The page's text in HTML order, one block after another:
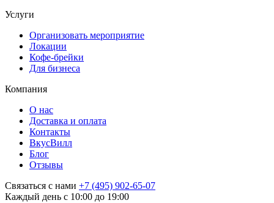
Услуги
Организовать мероприятие
Локации
Кофе-брейки
Для бизнеса
Компания
О нас
Доставка и оплата
Контакты
ВкусВилл
Блог
Отзывы
Связаться с нами +7 (495) 902-65-07
Каждый день с 10:00 до 19:00